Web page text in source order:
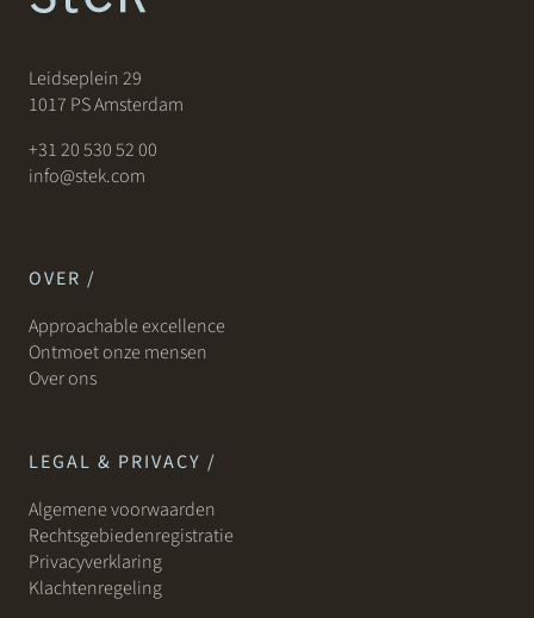
Leidseplein 29
1017 PS Amsterdam
+31 20 530 52 00
info@stek.com
OVER /
Approachable excellence
Ontmoet onze mensen
Over ons
LEGAL & PRIVACY /
Algemene voorwaarden
Rechtsgebiedenregistratie
Privacyverklaring
Klachtenregeling